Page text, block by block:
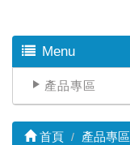
Menu
產品專區
首頁 產品專區